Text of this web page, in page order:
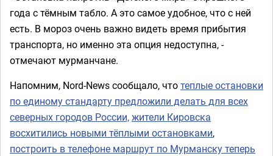
года с тёмным табло. А это самое удобное, что с ней
есть. В мороз очень важно видеть время прибытия
транспорта, но именно эта опция недоступна, -
отмечают мурманчане.
Напомним, Nord-News сообщало, чтотеплые остановки
по единому стандарту предложили делать для всех
северных городов России,жители Кировска
восхитились новыми тёплыми остановками,
построить в телефоне маршрут по Мурманску теперь